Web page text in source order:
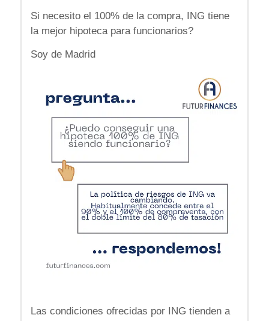
Si necesito el 100% de la compra, ING tiene
la mejor hipoteca para funcionarios?
Soy de Madrid
Las condiciones ofrecidas por ING tienden a